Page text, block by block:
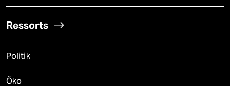
Ressorts
Politik
Öko